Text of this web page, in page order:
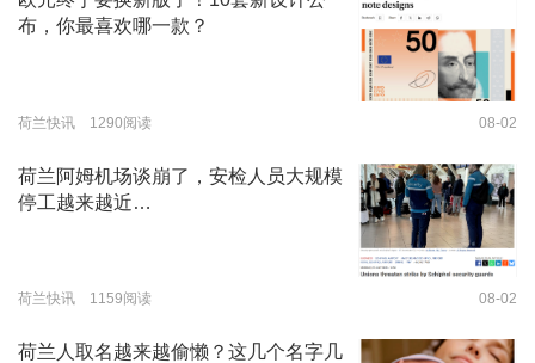
布，你最喜欢哪一款？
荷兰快讯 1290阅读 08-02
荷兰阿姆机场谈崩了，安检人员大规模
停工越来越近…
荷兰快讯 1159阅读 08-02
荷兰人取名越来越偷懒？这几个名字几